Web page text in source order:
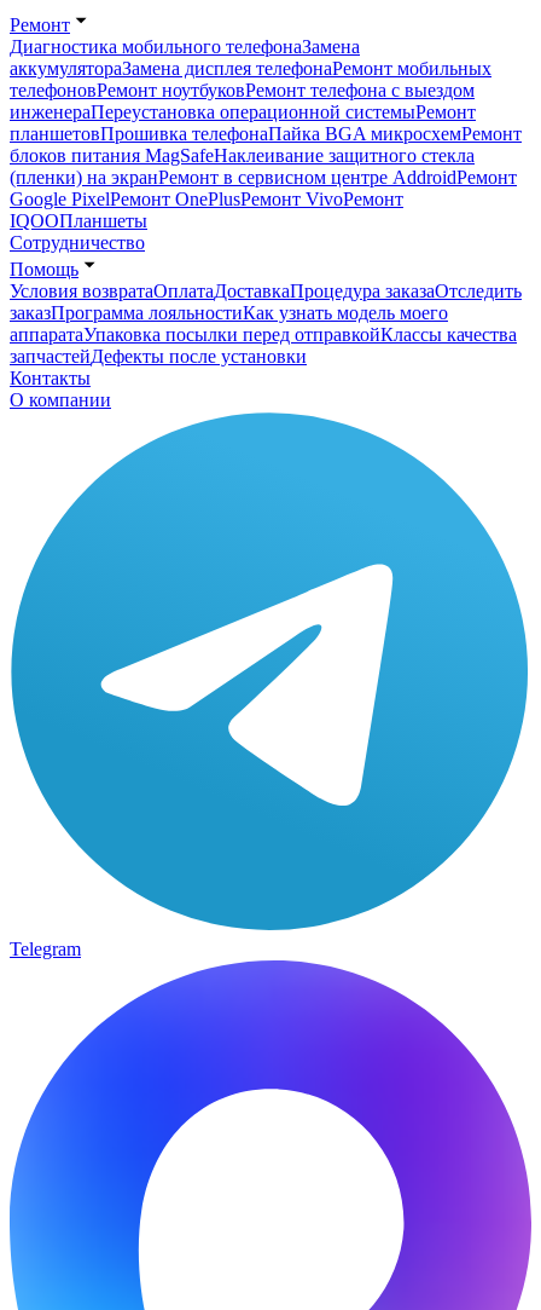
Ремонт
Диагностика мобильного телефонаЗамена
аккумулятораЗамена дисплея телефонаРемонт мобильных
телефоновРемонт ноутбуковРемонт телефона с выездом
инженераПереустановка операционной системыРемонт
планшетовПрошивка телефонаПайка BGA микросхемРемонт
блоков питания MagSafeНаклеивание защитного стекла
(пленки) на экранРемонт в сервисном центре AddroidРемонт
Google PixelРемонт OnePlusРемонт VivoРемонт
IQOOПланшеты
Сотрудничество
Помощь
Условия возвратаОплатаДоставкаПроцедура заказаОтследить
заказПрограмма лояльностиКак узнать модель моего
аппаратаУпаковка посылки перед отправкойКлассы качества
запчастейДефекты после установки
Контакты
О компании
Telegram